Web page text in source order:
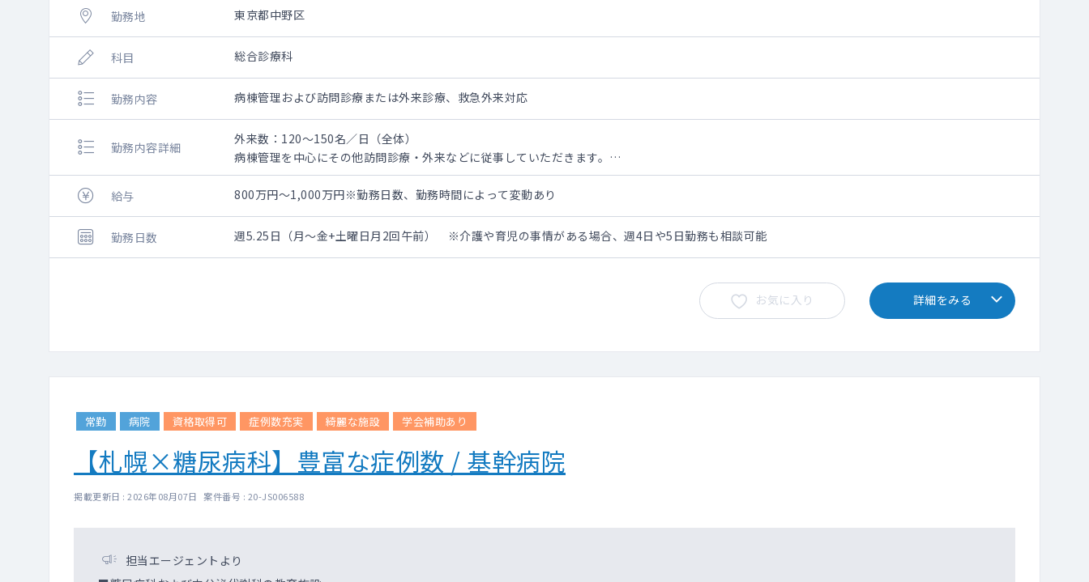
勤務地 東京都中野区
科目 総合診療科
勤務内容 病棟管理および訪問診療または外来診療、救急外来対応
勤務内容詳細
外来数：120～150名／日（全体）
病棟管理を中心にその他訪問診療・外来などに従事していただきます。
内科の常勤医全員が訪問診療を行っています。
給与
800万円～1,000万円※勤務日数、勤務時間によって変動あり
勤務日数 週5.25日（月～金+土曜日月2回午前） ※介護や育児の事情がある場合、週4日や5日勤務も相談可能
お気に入り 詳細をみる
常勤 病院 資格取得可 症例数充実 綺麗な施設 学会補助あり
【札幌×糖尿病科】豊富な症例数 / 基幹病院
掲載更新日 : 2026年08月07日 案件番号 : 20-JS006588
担当エージェントより